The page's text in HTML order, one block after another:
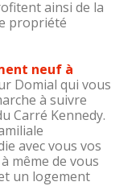
ainsi de la
propriété
neuf à
Domial qui vous
à suivre
Carré Kennedy.
avec vous vos
même de vous
un logement